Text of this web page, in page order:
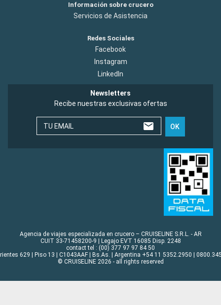
Información sobre crucero
Servicios de Asistencia
Redes Sociales
Facebook
Instagram
LinkedIn
Newsletters
Recibe nuestras exclusivas ofertas
TU EMAIL OK
Agencia de viajes especializada en crucero – CRUISELINE S.R.L. - AR
CUIT 33-71458200-9 | Legajo EVT 16085 Disp. 2248
contact tel : (00) 377 97 97 84 50
629 | Piso 13 | C1043AAF | Bs.As. | Argentina +54 11 5352.2950 |
© CRUISELINE 2026 - all rights reserved